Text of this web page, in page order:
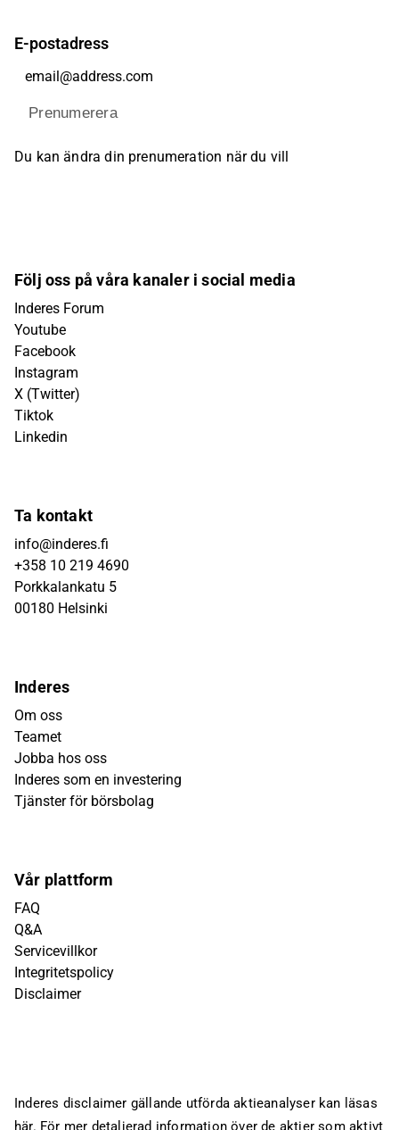
E-postadress
Prenumerera
Du kan ändra din prenumeration när du vill
Följ oss på våra kanaler i social media
Inderes Forum
Youtube
Facebook
Instagram
X (Twitter)
Tiktok
Linkedin
Ta kontakt
info@inderes.fi
+358 10 219 4690
Porkkalankatu 5
00180 Helsinki
Inderes
Om oss
Teamet
Jobba hos oss
Inderes som en investering
Tjänster för börsbolag
Vår plattform
FAQ
Q&A
Servicevillkor
Integritetspolicy
Disclaimer
Inderes disclaimer gällande utförda aktieanalyser kan läsas
här. För mer detaljerad information över de aktier som aktivt